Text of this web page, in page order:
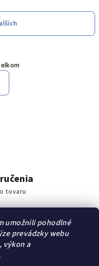
umožnili pohodlné
prevádzky webu
výkon a
.
tovaru
miest